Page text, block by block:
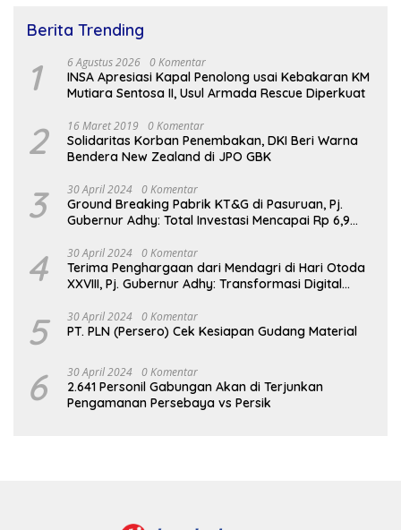
Berita Trending
1 6 Agustus 2026 0 Komentar
INSA Apresiasi Kapal Penolong usai Kebakaran KM
Mutiara Sentosa II, Usul Armada Rescue Diperkuat
2 16 Maret 2019 0 Komentar
Solidaritas Korban Penembakan, DKI Beri Warna
Bendera New Zealand di JPO GBK
3 30 April 2024 0 Komentar
Ground Breaking Pabrik KT&G di Pasuruan, Pj.
Gubernur Adhy: Total Investasi Mencapai Rp 6,9
4 30 April 2024 0 Komentar
Terima Penghargaan dari Mendagri di Hari Otoda
XXVIII, Pj. Gubernur Adhy: Transformasi Digital
Keberhasilan Jatim
5 30 April 2024 0 Komentar
PT. PLN (Persero) Cek Kesiapan Gudang Material
6 30 April 2024 0 Komentar
2.641 Personil Gabungan Akan di Terjunkan
Pengamanan Persebaya vs Persik